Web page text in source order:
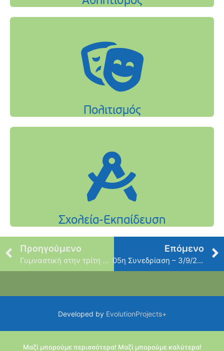
Προηγούμενο
Γυμναστική στην τρίτη ηλικία
Επόμενο
05η Συνεδρίαση – 3/9/2018
Developed by EvolutionProjects+
Μαζί μπορούμε περισσότερα! Μαζί μπορούμε καλύτερα!